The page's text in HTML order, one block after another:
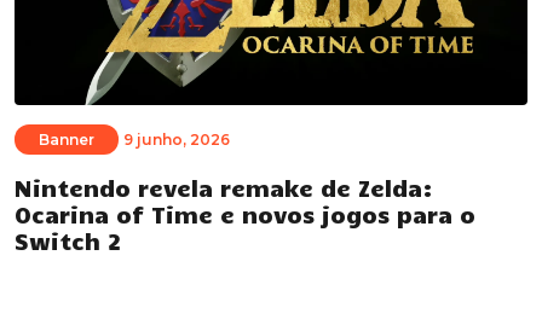
Banner 9 junho, 2026
Nintendo revela remake de Zelda:
Ocarina of Time e novos jogos para o
Switch 2